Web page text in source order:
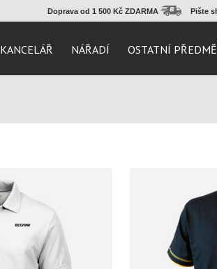
Doprava od 1 500 Kč ZDARMA Pište
KANCELÁŘ NÁŘADÍ OSTATNÍ